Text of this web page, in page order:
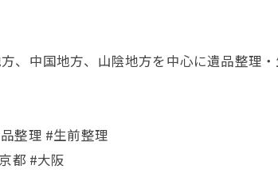
、中国地方、山陰地方を中心に遺品整理
整理 #生前整理
都 #大阪